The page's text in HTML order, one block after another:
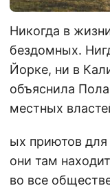
Никогда в
бездомных.
Йорке, ни в
объяснила
местных
ых приютов
они там
во все